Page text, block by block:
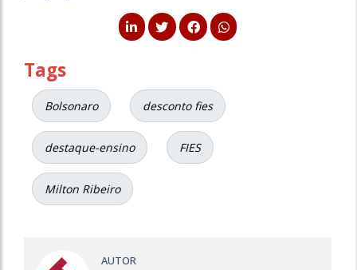
Tags
Bolsonaro desconto fies
destaque-ensino FIES
Milton Ribeiro
AUTOR